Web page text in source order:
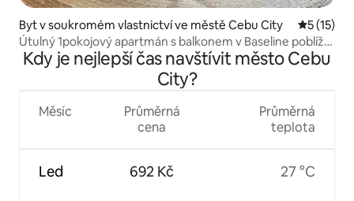
Byt v soukromém vlastnictví ve městě Cebu City
5 (15)
Útulný 1pokojový apartmán s balkonem v Baseline poblíž
Mango Ave
Kdy je nejlepší čas navštívit město Cebu
City?
Měsíc
Led
Průměrná
cena
692 Kč
Průměrná
teplota
27 °C